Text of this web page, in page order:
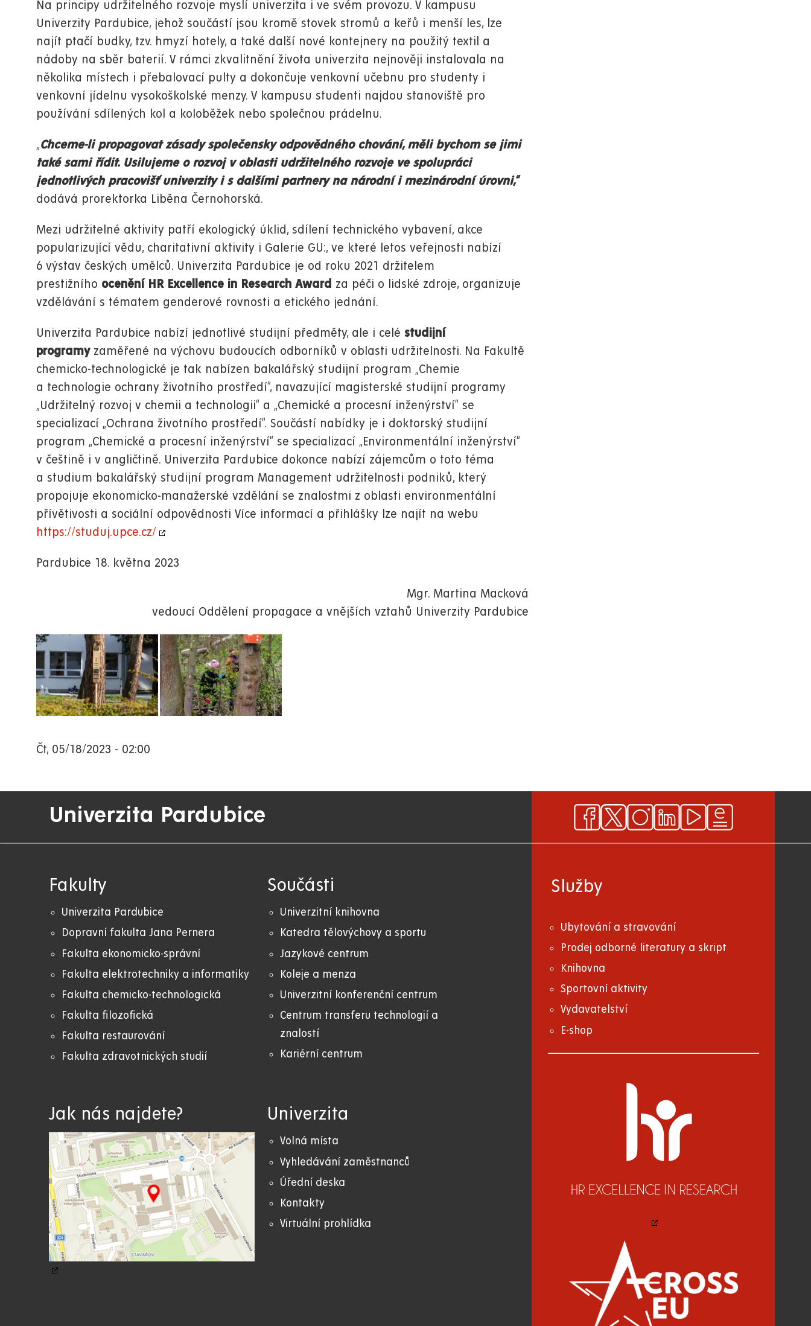
Na principy udržitelného rozvoje myslí univerzita i ve svém provozu. V kampusu
Univerzity Pardubice, jehož součástí jsou kromě stovek stromů a keřů i menší les, lze
najít ptačí budky, tzv. hmyzí hotely, a také další nové kontejnery na použitý textil a
nádoby na sběr baterií. V rámci zkvalitnění života univerzita nejnověji instalovala na
několika místech i přebalovací pulty a dokončuje venkovní učebnu pro studenty i
venkovní jídelnu vysokoškolské menzy. V kampusu studenti najdou stanoviště pro
používání sdílených kol a koloběžek nebo společnou prádelnu.
„Chceme-li propagovat zásady společensky odpovědného chování, měli bychom se jimi
také sami řídit. Usilujeme o rozvoj v oblasti udržitelného rozvoje ve spolupráci
jednotlivých pracovišť univerzity i s dalšími partnery na národní i mezinárodní úrovni,“
dodává prorektorka Liběna Černohorská.
Mezi udržitelné aktivity patří ekologický úklid, sdílení technického vybavení, akce
popularizující vědu, charitativní aktivity i Galerie GU:, ve které letos veřejnosti nabízí
6 výstav českých umělců. Univerzita Pardubice je od roku 2021 držitelem
prestižního ocenění HR Excellence in Research Award za péči o lidské zdroje, organizuje
vzdělávání s tématem genderové rovnosti a etického jednání.
Univerzita Pardubice nabízí jednotlivé studijní předměty, ale i celé studijní
programyzaměřené na výchovu budoucích odborníků v oblasti udržitelnosti. Na Fakultě
chemicko-technologické je tak nabízen bakalářský studijní program „Chemie
a technologie ochrany životního prostředí“, navazující magisterské studijní programy
„Udržitelný rozvoj v chemii a technologii“ a „Chemické a procesní inženýrství“ se
specializací „Ochrana životního prostředí“. Součástí nabídky je i doktorský studijní
program „Chemické a procesní inženýrství“ se specializací „Environmentální inženýrství“
v češtině i v angličtině. Univerzita Pardubice dokonce nabízí zájemcům o toto téma
a studium bakalářský studijní program Management udržitelnosti podniků, který
propojuje ekonomicko-manažerské vzdělání se znalostmi z oblasti environmentální
přívětivosti a sociální odpovědnosti Více informací a přihlášky lze najít na webu
https://studuj.upce.cz/
Pardubice 18. května 2023
Mgr. Martina Macková
vedoucí Oddělení propagace a vnějších vztahů Univerzity Pardubice
Čt, 05/18/2023 - 02:00
Univerzita Pardubice
Fakulty
Univerzita Pardubice
Dopravní fakulta Jana Pernera
Fakulta ekonomicko-správní
Fakulta elektrotechniky a informatiky
Fakulta chemicko-technologická
Fakulta filozofická
Fakulta restaurování
Fakulta zdravotnických studií
Součásti
Univerzitní knihovna
Katedra tělovýchovy a sportu
Jazykové centrum
Koleje a menza
Univerzitní konferenční centrum
Centrum transferu technologií a
znalostí
Kariérní centrum
Jak nás najdete? Univerzita
Volná místa
Vyhledávání zaměstnanců
Úřední deska
Kontakty
Virtuální prohlídka
Služby
Ubytování a stravování
Prodej odborné literatury a skript
Knihovna
Sportovní aktivity
Vydavatelství
E-shop